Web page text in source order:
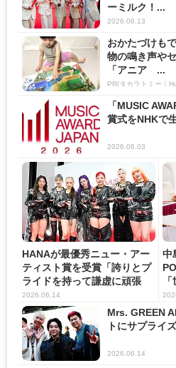
ーミルク！...
2026.06.13
おかたづけも
物の鳴き声や
「アニア ...
PR(タカラトミー｜
「MUSIC
賞式をNHKで
2026.06.03
HANAが最優秀ニュー・アー
ティスト賞を受賞「誇りとプ
ライドを持って謙虚に頑張
り...
2026.06.14
中
Mrs. GREEN
トにサプライ
2026.06.14